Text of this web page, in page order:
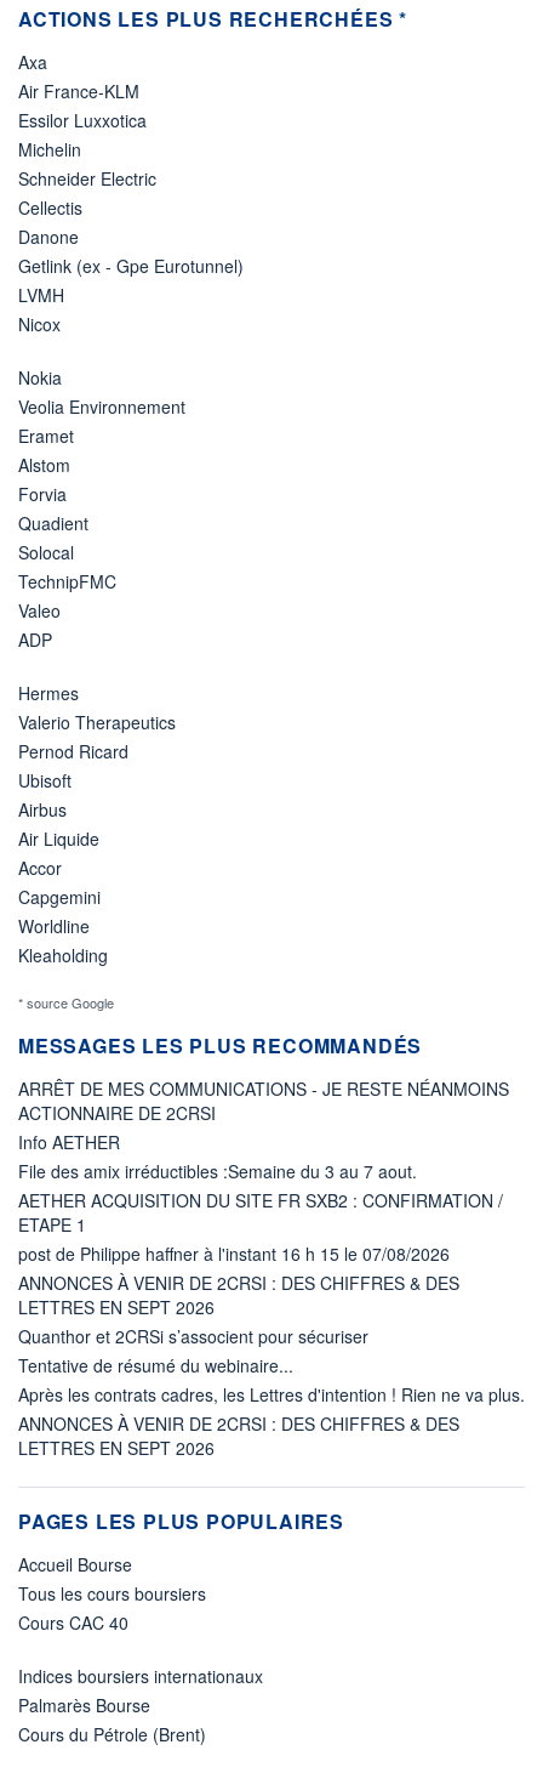
ACTIONS LES PLUS RECHERCHÉES *
Axa
Air France-KLM
Essilor Luxxotica
Michelin
Schneider Electric
Cellectis
Danone
Getlink (ex - Gpe Eurotunnel)
LVMH
Nicox
Nokia
Veolia Environnement
Eramet
Alstom
Forvia
Quadient
Solocal
TechnipFMC
Valeo
ADP
Hermes
Valerio Therapeutics
Pernod Ricard
Ubisoft
Airbus
Air Liquide
Accor
Capgemini
Worldline
Kleaholding
* source Google
MESSAGES LES PLUS RECOMMANDÉS
ARRÊT DE MES COMMUNICATIONS - JE RESTE NÉANMOINS
ACTIONNAIRE DE 2CRSI
Info AETHER
File des amix irréductibles :Semaine du 3 au 7 aout.
AETHER ACQUISITION DU SITE FR SXB2 : CONFIRMATION /
ETAPE 1
post de Philippe haffner à l'instant 16 h 15 le 07/08/2026
ANNONCES À VENIR DE 2CRSI : DES CHIFFRES & DES
LETTRES EN SEPT 2026
Quanthor et 2CRSi s’associent pour sécuriser
Tentative de résumé du webinaire...
Après les contrats cadres, les Lettres d'intention ! Rien ne va plus.
ANNONCES À VENIR DE 2CRSI : DES CHIFFRES & DES
LETTRES EN SEPT 2026
PAGES LES PLUS POPULAIRES
Accueil Bourse
Tous les cours boursiers
Cours CAC 40
Indices boursiers internationaux
Palmarès Bourse
Cours du Pétrole (Brent)